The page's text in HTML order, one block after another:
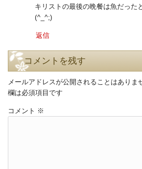
キリストの最後の晩餐は魚だった
(^_^;)
返信
コメントを残す
メールアドレスが公開されることはありま
欄は必須項目です
コメント ※